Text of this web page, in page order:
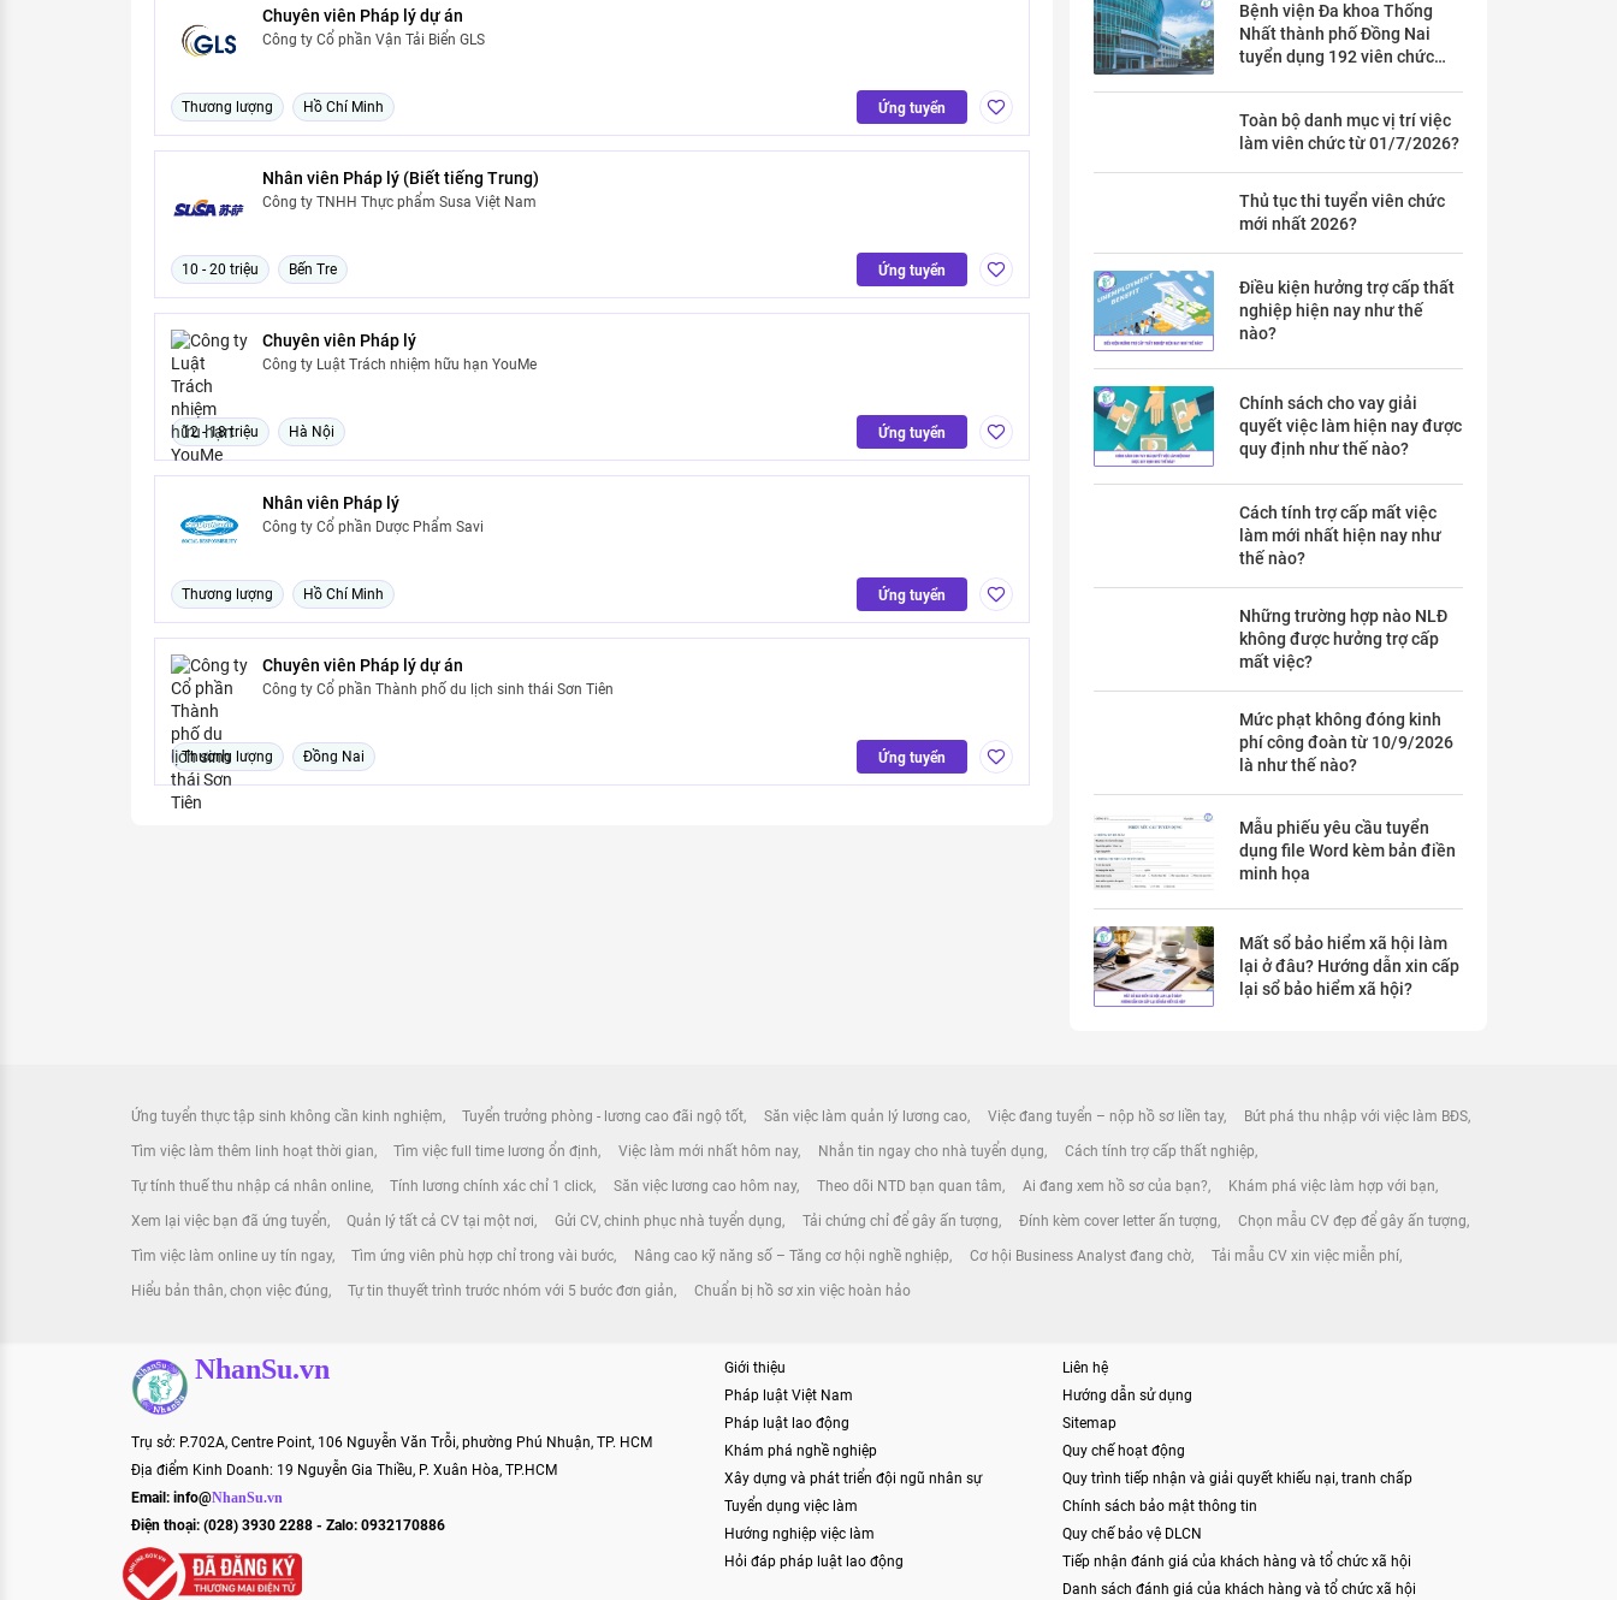
Chuyên viên Pháp lý dự án
Công ty Cổ phần Vận Tải Biển GLS
Thương lượng Hồ Chí Minh Ứng tuyển
Nhân viên Pháp lý (Biết tiếng Trung)
Công ty TNHH Thực phẩm Susa Việt Nam
10 - 20 triệu Bến Tre Ứng tuyển
Chuyên viên Pháp lý
Công ty Luật Trách nhiệm hữu hạn YouMe
12 - 18 triệu Hà Nội Ứng tuyển
Nhân viên Pháp lý
Công ty Cổ phần Dược Phẩm Savi
Thương lượng Hồ Chí Minh Ứng tuyển
Chuyên viên Pháp lý dự án
Công ty Cổ phần Thành phố du lịch sinh thái Sơn Tiên
Thương lượng Đồng Nai Ứng tuyển
Bệnh viện Đa khoa Thống
Nhất thành phố Đồng Nai
tuyển dụng 192 viên chức
Toàn bộ danh mục vị trí việc
làm viên chức từ 01/7/2026?
Thủ tục thi tuyển viên chức
mới nhất 2026?
Điều kiện hưởng trợ cấp thất
nghiệp hiện nay như thế
nào?
Chính sách cho vay giải
quyết việc làm hiện nay được
quy định như thế nào?
Cách tính trợ cấp mất việc
làm mới nhất hiện nay như
thế nào?
Những trường hợp nào NLĐ
không được hưởng trợ cấp
mất việc?
Mức phạt không đóng kinh
phí công đoàn từ 10/9/2026
là như thế nào?
Mẫu phiếu yêu cầu tuyển
dụng file Word kèm bản điền
minh họa
Mất sổ bảo hiểm xã hội làm
lại ở đâu? Hướng dẫn xin cấp
lại sổ bảo hiểm xã hội?
Ứng tuyển thực tập sinh không cần kinh nghiệm Tuyển trưởng phòng - lương cao đãi ngộ tốt Săn việc làm quản lý lương cao Việc đang tuyển – nộp hồ sơ liền tay Bứt phá thu nhập với việc làm BĐS
Tìm việc làm thêm linh hoạt thời gian Tìm việc full time lương ổn định Việc làm mới nhất hôm nay Nhắn tin ngay cho nhà tuyển dụng Cách tính trợ cấp thất nghiệp
Tự tính thuế thu nhập cá nhân online Tính lương chính xác chỉ 1 click Săn việc lương cao hôm nay Theo dõi NTD bạn quan tâm Ai đang xem hồ sơ của bạn? Khám phá việc làm hợp với bạn
Xem lại việc bạn đã ứng tuyển Quản lý tất cả CV tại một nơi Gửi CV, chinh phục nhà tuyển dụng Tải chứng chỉ để gây ấn tượng Đính kèm cover letter ấn tượng Chọn mẫu CV đẹp để gây ấn tượng
Tìm việc làm online uy tín ngay Tìm ứng viên phù hợp chỉ trong vài bước Nâng cao kỹ năng số – Tăng cơ hội nghề nghiệp Cơ hội Business Analyst đang chờ Tải mẫu CV xin việc miễn phí
Hiểu bản thân, chọn việc đúng Tự tin thuyết trình trước nhóm với 5 bước đơn giản Chuẩn bị hồ sơ xin việc hoàn hảo
NhanSu.vn
Trụ sở: P.702A, Centre Point, 106 Nguyễn Văn Trỗi, phường Phú Nhuận, TP. HCM
Địa điểm Kinh Doanh: 19 Nguyễn Gia Thiều, P. Xuân Hòa, TP.HCM
Email: info@NhanSu.vn
Điện thoại: (028) 3930 2288 - Zalo: 0932170886
Giới thiệu
Pháp luật Việt Nam
Pháp luật lao động
Khám phá nghề nghiệp
Xây dựng và phát triển đội ngũ nhân sự
Tuyển dụng việc làm
Hướng nghiệp việc làm
Hỏi đáp pháp luật lao động
Liên hệ
Hướng dẫn sử dụng
Sitemap
Quy chế hoạt động
Quy trình tiếp nhận và giải quyết khiếu nại, tranh chấp
Chính sách bảo mật thông tin
Quy chế bảo vệ DLCN
Tiếp nhận đánh giá của khách hàng và tổ chức xã hội
Danh sách đánh giá của khách hàng và tổ chức xã hội